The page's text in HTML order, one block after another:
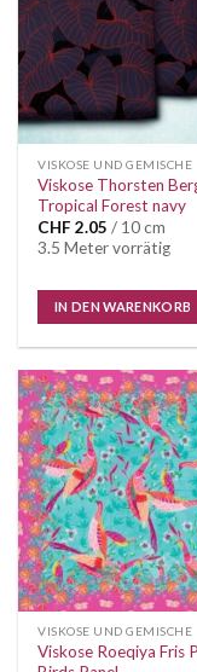
VISKOSE UND GEMISCHE
Viskose Thorsten
Tropical Forest navy
CHF 2.05 / 10 cm
3.5 Meter vorrätig
IN DEN WARENKORB
VISKOSE UND GEMISCHE
Viskose Roeqiya Fris